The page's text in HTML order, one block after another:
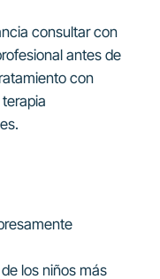
consultar con
antes de
con
los niños más